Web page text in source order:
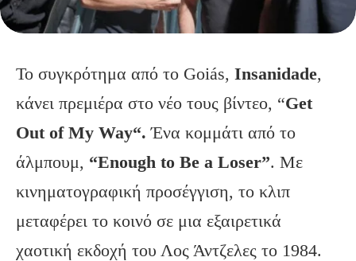
Το συγκρότημα από το Goiás, Insanidade,
κάνει πρεμιέρα στο νέο τους βίντεο, “Get
Out of My Way“. Ένα κομμάτι από το
άλμπουμ, “Enough to Be a Loser”. Με
κινηματογραφική προσέγγιση, το κλιπ
μεταφέρει το κοινό σε μια εξαιρετικά
χαοτική εκδοχή του Λος Άντζελες το 1984.